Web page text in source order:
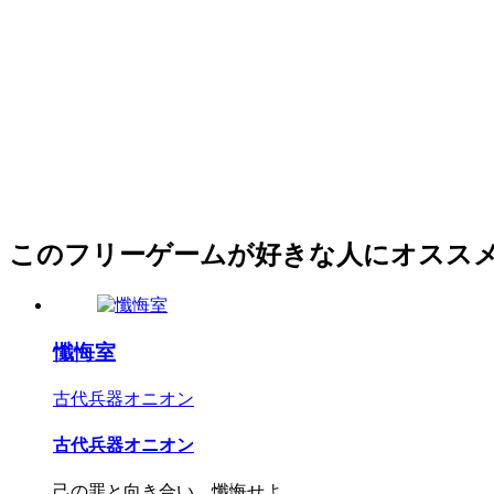
このフリーゲームが好きな人にオスス
懺悔室
古代兵器オニオン
古代兵器オニオン